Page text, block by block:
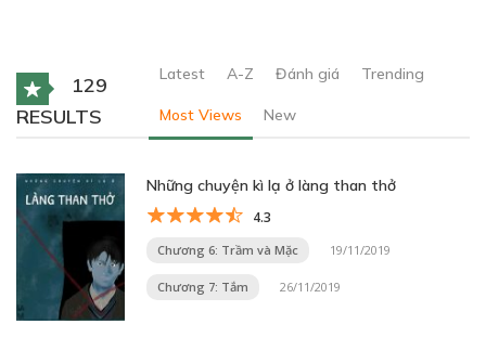
129
RESULTS
Latest A-Z Đánh giá Trending
Most Views New
Những chuyện kì lạ ở làng than thở
4.3
Chương 6: Trầm và Mặc 19/11/2019
Chương 7: Tắm 26/11/2019